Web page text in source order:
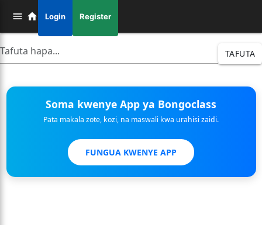
Login Register
TAFUTA
Soma kwenye App ya Bongoclass
Pata makala zote, kozi, na maswali kwa urahisi zaidi.
FUNGUA KWENYE APP